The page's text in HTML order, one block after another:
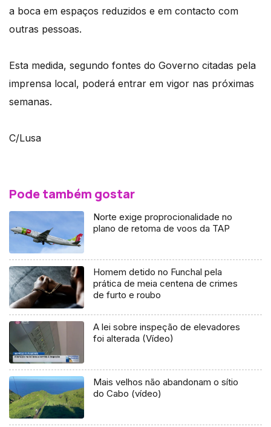
a boca em espaços reduzidos e em contacto com
outras pessoas.
Esta medida, segundo fontes do Governo citadas pela
imprensa local, poderá entrar em vigor nas próximas
semanas.
C/Lusa
Pode também gostar
Norte exige proprocionalidade no
plano de retoma de voos da TAP
Homem detido no Funchal pela
prática de meia centena de crimes
de furto e roubo
A lei sobre inspeção de elevadores
foi alterada (Vídeo)
Mais velhos não abandonam o sítio
do Cabo (vídeo)